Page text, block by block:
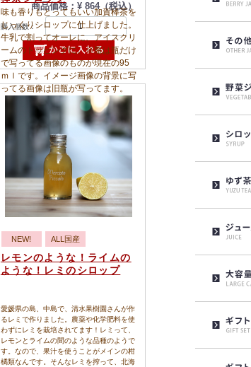
味も香りもとってもいい加賀棒茶を
じっくりシロップに仕上げました。
牛乳で割ってオーレに、アイスクリ
ームのトッピングに。※瓶は瓶だけ
で写ってる画像のものが現在の95
ｍｌです。イメージ画像の背景に写
ってる画像は旧瓶が写ってます。
商品価格：¥ 864（税込）
購入個数：
NEW! ALL国産
レモンのような！ライムの
ような！レミのシロップ
愛媛県の島、中島で、清水果樹園さんが作
るレミで作りました。農薬や化学肥料を使
わずにレミを栽培されてます！レミって、
レモンとライムの間のような品種のようで
す。なので、果汁を使うことがメインの柑
橘類なんです。そんなレミを搾って、北海